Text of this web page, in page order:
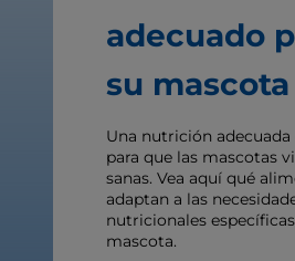
adecuado
su mascota
Una nutrición adecuada
para que las mascotas
sanas. Vea aquí qué
adaptan a las
nutricionales
mascota.